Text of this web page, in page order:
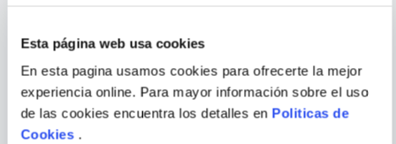
Esta página web usa cookies
En esta pagina usamos cookies para ofrecerte la mejor
experiencia online. Para mayor información sobre el uso
de las cookies encuentra los detalles en Politicas de
Cookies.
Escribir comentario
LUCKY LUKE - 7 HISTORIAS
HUGO PRATT
CORTO MALTESE: THE
BALLAD OF THE SALT SEA